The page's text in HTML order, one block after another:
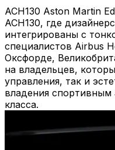
ACH130 Aston Martin
ACH130, где
интегрированы с
специалистов Airbus
Оксфорде,
на владельцев,
управления, так и
владения
класса.